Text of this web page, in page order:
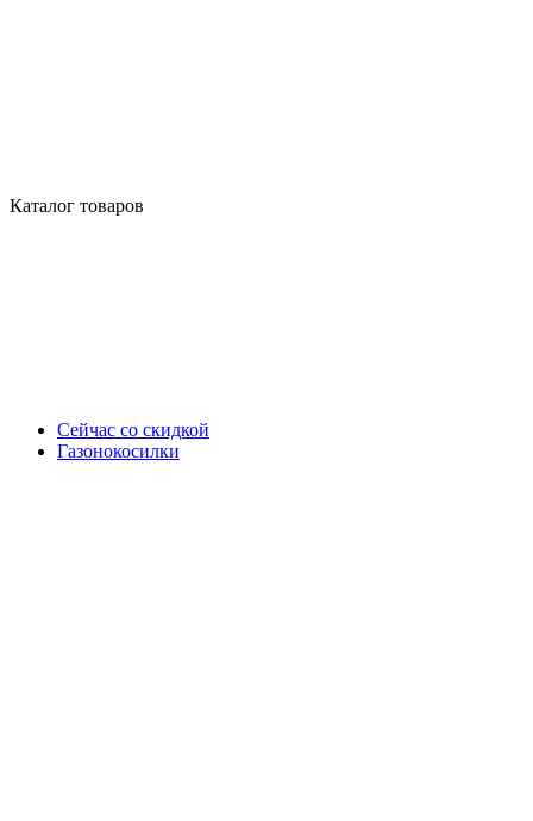
Каталог товаров
Сейчас со скидкой
Газонокосилки